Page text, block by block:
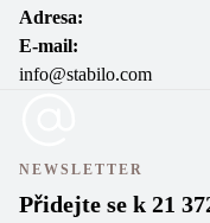
Adresa:
E-mail:
info@stabilo.com
NEWSLETTER
Přidejte se k 21